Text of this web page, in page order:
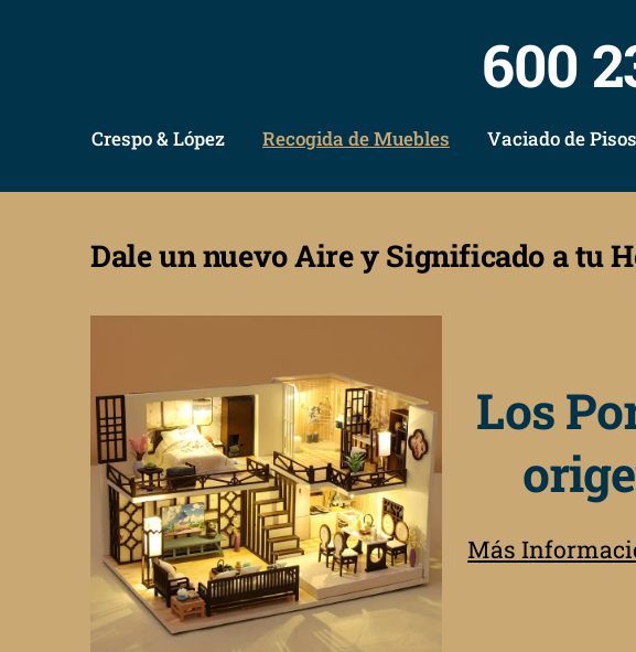
600
Crespo & López Recogida de Muebles Vaciado de Pisos
Dale un nuevo Aire y Significado a tu
Los
Más